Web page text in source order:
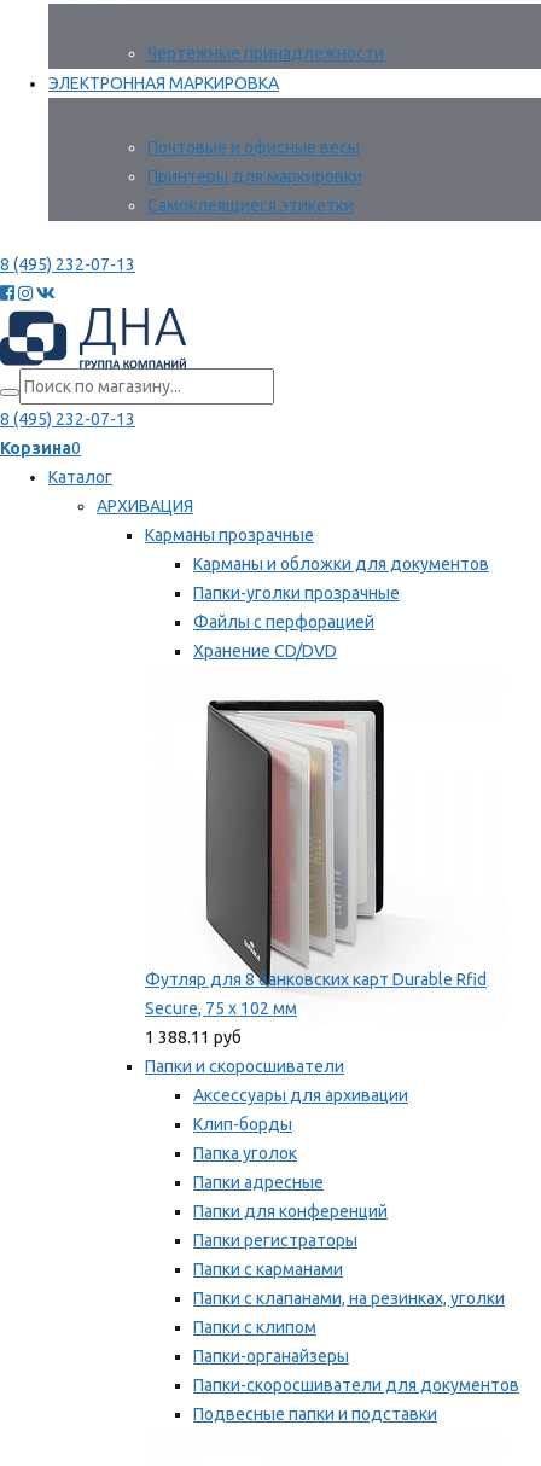
Чертежные принадлежности
ЭЛЕКТРОННАЯ МАРКИРОВКА
Почтовые и офисные весы
Принтеры для маркировки
Самоклеящиеся этикетки
8 (495) 232-07-13
8 (495) 232-07-13
Корзина0
Каталог
АРХИВАЦИЯ
Карманы прозрачные
Карманы и обложки для документов
Папки-уголки прозрачные
Файлы с перфорацией
Хранение CD/DVD
Мы рекомендуем
Футляр для 8 банковских карт Durable Rfid
Secure, 75 х 102 мм
1 388.11 руб
Папки и скоросшиватели
Аксессуары для архивации
Клип-борды
Папка уголок
Папки адресные
Папки для конференций
Папки регистраторы
Папки с карманами
Папки с клапанами, на резинках, уголки
Папки с клипом
Папки-органайзеры
Папки-скоросшиватели для документов
Подвесные папки и подставки